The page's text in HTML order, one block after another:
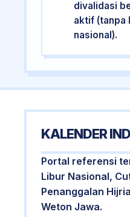
divalidasi
aktif (tanpa
nasional).
KALENDER
Portal referensi
Libur Nasional,
Penanggalan
Weton Jawa.